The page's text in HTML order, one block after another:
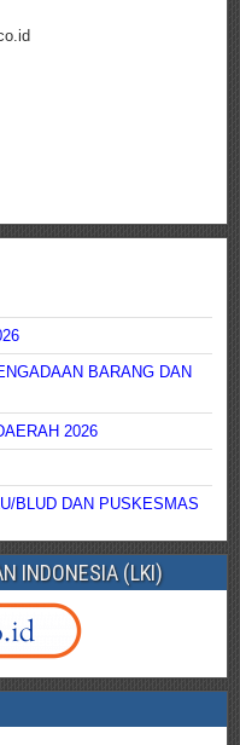
BARANG DAN
2026
BLUD DAN PUSKESMAS
INDONESIA (LKI)